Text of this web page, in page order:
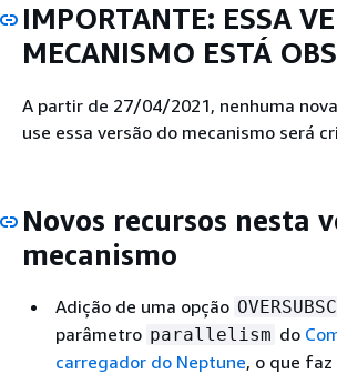
IMPORTANTE: ESSA
MECANISMO ESTÁ
A partir de 27/04/2021, nenhuma
use essa versão do mecanismo será
Novos recursos nesta
mecanismo
Adição de uma opção
parâmetro parallelism do
carregador do Neptune, o que